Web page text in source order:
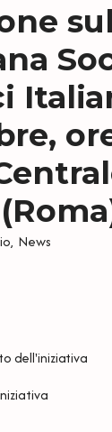
, News
dell'iniziativa